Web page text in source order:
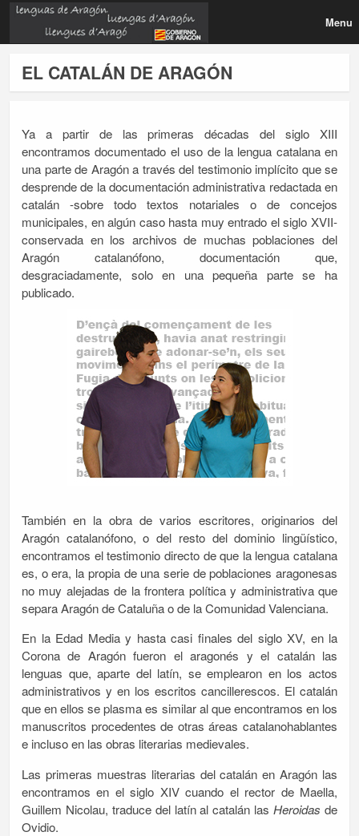
Menu
EL CATALÁN DE ARAGÓN
Ya a partir de las primeras décadas del siglo XIII
encontramos documentado el uso de la lengua catalana en
una parte de Aragón a través del testimonio implícito que se
desprende de la documentación administrativa redactada en
catalán -sobre todo textos notariales o de concejos
municipales, en algún caso hasta muy entrado el siglo XVII-
conservada en los archivos de muchas poblaciones del
Aragón catalanófono, documentación que,
desgraciadamente, solo en una pequeña parte se ha
publicado.
También en la obra de varios escritores, originarios del
Aragón catalanófono, o del resto del dominio lingüístico,
encontramos el testimonio directo de que la lengua catalana
es, o era, la propia de una serie de poblaciones aragonesas
no muy alejadas de la frontera política y administrativa que
separa Aragón de Cataluña o de la Comunidad Valenciana.
En la Edad Media y hasta casi finales del siglo XV, en la
Corona de Aragón fueron el aragonés y el catalán las
lenguas que, aparte del latín, se emplearon en los actos
administrativos y en los escritos cancillerescos. El catalán
que en ellos se plasma es similar al que encontramos en los
manuscritos procedentes de otras áreas catalanohablantes
e incluso en las obras literarias medievales.
Las primeras muestras literarias del catalán en Aragón las
encontramos en el siglo XIV cuando el rector de Maella,
Guillem Nicolau, traduce del latín al catalán lasHeroidas de
Ovidio.